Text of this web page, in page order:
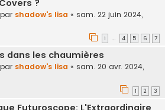
?
shadow's lisa « sam. 22 juin 2024,
1 … 4 5 6 7
dans les chaumières
shadow's lisa « sam. 20 avr. 2024,
1 2 3